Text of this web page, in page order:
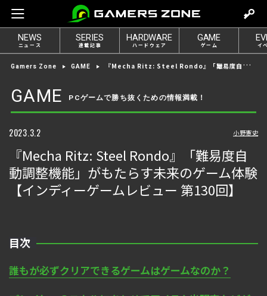
e
t
o
g
n
NEWS
ニュース
SERIES
連載記事
HARDWARE
ハードウェア
GAME
ゲーム イ
Gamers Zone GAME 『Mecha Ritz: Steel Rondo』「難易度自動調整機能」がもたらす未来のゲーム体験【インディーゲームレビュー 第130回】
GAME PCゲームで勝ち抜くための情報満載！
2023.3.2 小野憲史
『Mecha Ritz: Steel Rondo』「難易度自
動調整機能」がもたらす未来のゲーム体験
【インディーゲームレビュー 第130回】
目次
誰もが必ずクリアできるゲームはゲームなのか？